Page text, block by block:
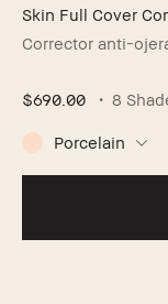
Skin Full Cover
Corrector anti-
$690.00 8
Porcelain